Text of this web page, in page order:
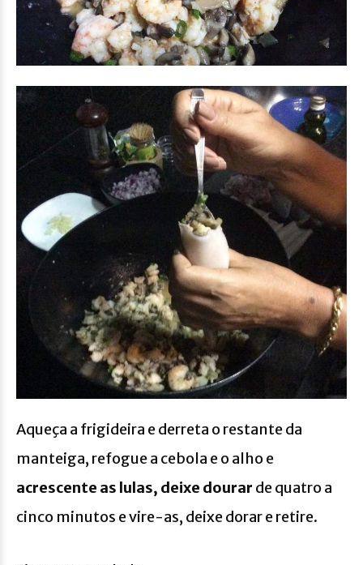
Aqueça a frigideira e derreta o restante da
manteiga, refogue a cebola e o alho e
acrescente as lulas, deixe dourar de quatro a
cinco minutos e vire-as, deixe dorar e retire.